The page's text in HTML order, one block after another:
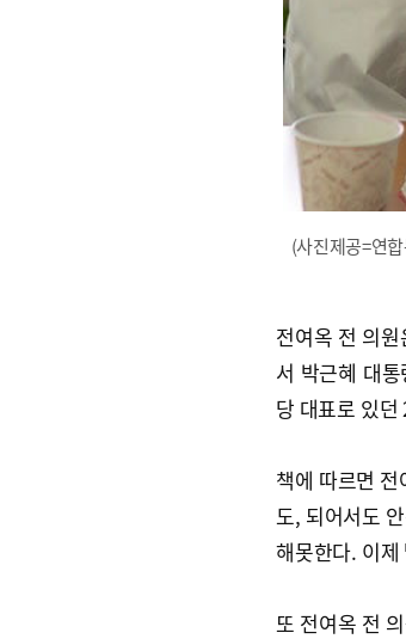
(사진제공=연
전여옥 전 의
서 박근혜 대
당 대표로 있
책에 따르면
도, 되어서도
해못한다. 이
또 전여옥 전